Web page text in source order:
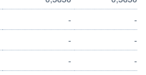
-
-
-
-
-
-